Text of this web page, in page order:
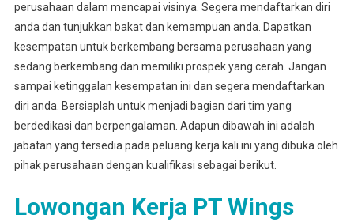
perusahaan dalam mencapai visinya. Segera mendaftarkan diri
anda dan tunjukkan bakat dan kemampuan anda. Dapatkan
kesempatan untuk berkembang bersama perusahaan yang
sedang berkembang dan memiliki prospek yang cerah. Jangan
sampai ketinggalan kesempatan ini dan segera mendaftarkan
diri anda. Bersiaplah untuk menjadi bagian dari tim yang
berdedikasi dan berpengalaman. Adapun dibawah ini adalah
jabatan yang tersedia pada peluang kerja kali ini yang dibuka oleh
pihak perusahaan dengan kualifikasi sebagai berikut.
Lowongan Kerja PT Wings